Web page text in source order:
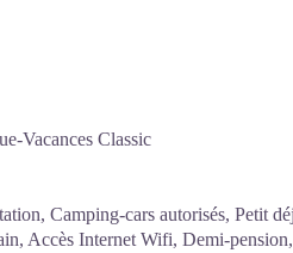
Vacances Classic
Camping-cars autorisés, Petit
Accès Internet Wifi, Demi-